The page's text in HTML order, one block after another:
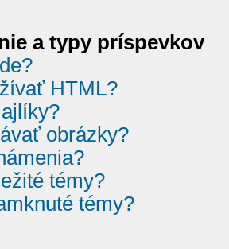
a typy príspevkov
HTML?
obrázky?
témy?
témy?